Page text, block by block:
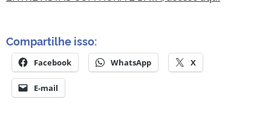
Compartilhe isso:
Facebook WhatsApp X
E-mail